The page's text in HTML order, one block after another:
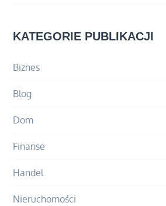
KATEGORIE PUBLIKACJI
Biznes
Blog
Dom
Finanse
Handel
Nieruchomości